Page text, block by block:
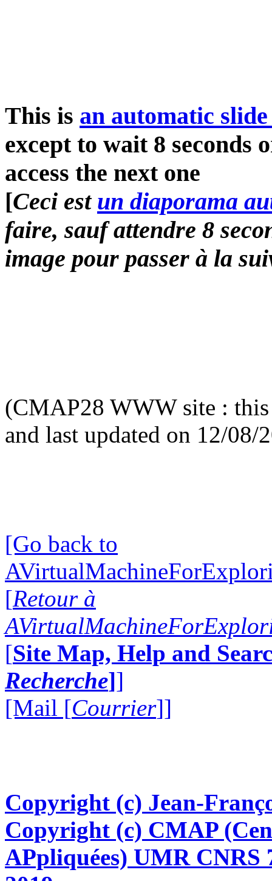
This is an automatic slide
except to wait 8 seconds
access the next one
[Ceci est un diaporama
faire, sauf attendre 8
image pour passer à la
(CMAP28 WWW site : this
and last updated on 12/08/
[Go back to
[Retour à
[Site Map, Help and
Recherche]]
[Mail [Courrier]]
Copyright (c) Jean-
Copyright (c) CMAP
APpliquées) UMR CNRS